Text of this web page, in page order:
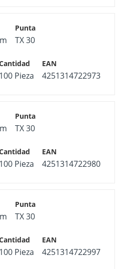
TX 30
100 Pieza 4251314722973
TX 30
100 Pieza 4251314722980
TX 30
100 Pieza 4251314722997